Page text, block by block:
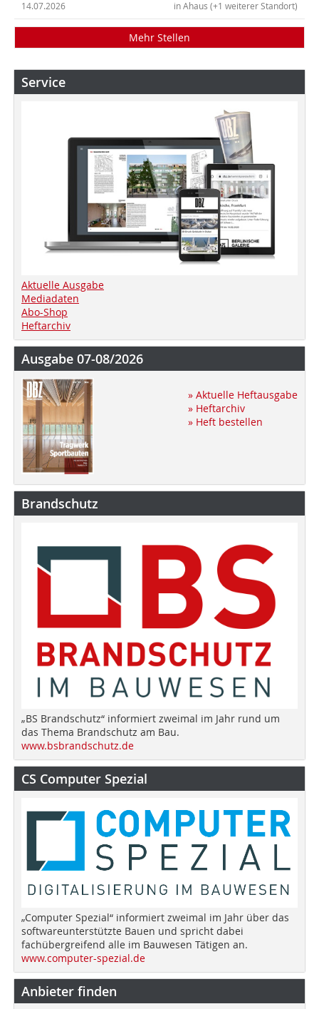
in Ahaus (+1 weiterer Standort)
14.07.2026
Mehr Stellen
Service
Aktuelle Ausgabe
Mediadaten
Abo-Shop
Heftarchiv
Ausgabe 07-08/2026
» Aktuelle Heftausgabe
» Heftarchiv
» Heft bestellen
Brandschutz
„BS Brandschutz“ informiert zweimal im Jahr rund um
das Thema Brandschutz am Bau.
www.bsbrandschutz.de
CS Computer Spezial
„Computer Spezial“ informiert zweimal im Jahr über das
softwareunterstützte Bauen und spricht dabei
fachübergreifend alle im Bauwesen Tätigen an.
www.computer-spezial.de
Anbieter finden